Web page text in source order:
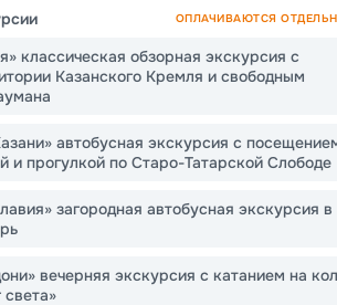
ОПЛАЧИВАЮТСЯ
классическая обзорная экскурсия с
Казанского Кремля и свободным
автобусная экскурсия с
и прогулкой по Старо-Татарской Слободе
загородная автобусная экскурсия в
вечерняя экскурсия с катанием на
света»